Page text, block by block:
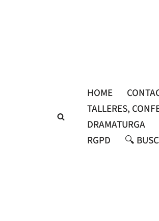
HOME
TALLERES,
DRAMATURGA
RGPD
🔍